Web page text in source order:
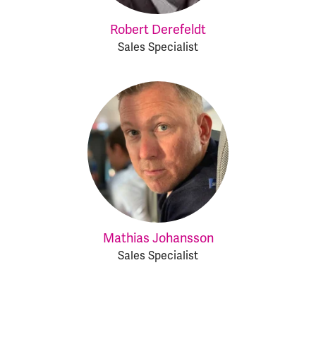
Robert Derefeldt
Sales Specialist
Mathias Johansson
Sales Specialist